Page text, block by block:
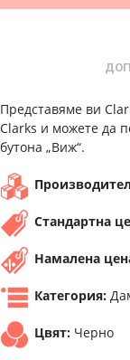
Представяме ви
Clarks и можете да
бутона „Виж“.
Стандартна
Намалена
Категория:
Цвят: Черно